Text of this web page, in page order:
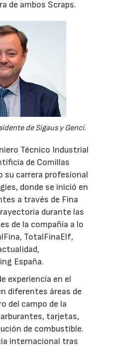
de ambos Scraps.
de Sigaus y Genci.
Técnico Industrial
de Comillas
su carrera profesional
donde se inició en
a través de Fina
durante las
de la compañía a lo
TotalFinaElf,
España.
experiencia en el
diferentes áreas de
del campo de la
tarjetas,
de combustible.
internacional tras